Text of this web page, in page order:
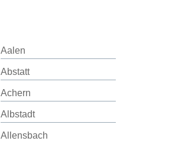
Aalen
Abstatt
Achern
Albstadt
Allensbach